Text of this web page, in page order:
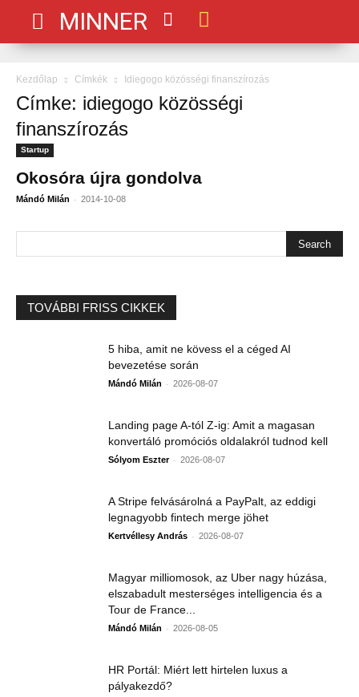
MINNER
Kezdőlap Címkék Idiegogo közösségi finanszírozás
Címke: idiegogo közösségi
finanszírozás
Startup
Okosóra újra gondolva
Mándó Milán - 2014-10-08
TOVÁBBI FRISS CIKKEK
5 hiba, amit ne kövess el a céged AI
bevezetése során
Mándó Milán - 2026-08-07
Landing page A-tól Z-ig: Amit a magasan
konvertáló promóciós oldalakról tudnod kell
Sólyom Eszter - 2026-08-07
A Stripe felvásárolná a PayPalt, az eddigi
legnagyobb fintech merge jöhet
Kertvéllesy András - 2026-08-07
Magyar milliomosok, az Uber nagy húzása,
elszabadult mesterséges intelligencia és a
Tour de France...
Mándó Milán - 2026-08-05
HR Portál: Miért lett hirtelen luxus a
pályakezdő?